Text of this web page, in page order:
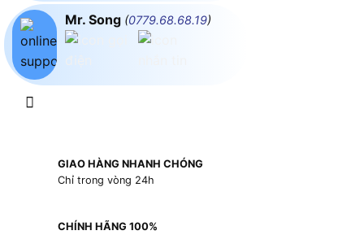
Mr. Song (0779.68.68.19)
GIAO HÀNG NHANH CHÓNG
Chỉ trong vòng 24h
CHÍNH HÃNG 100%